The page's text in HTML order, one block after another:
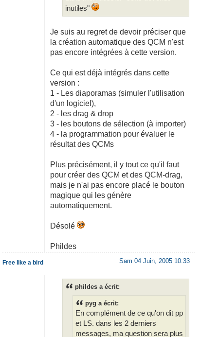
inutiles"
Je suis au regret de devoir préciser que
la création automatique des QCM n'est
pas encore intégrées à cette version.
Ce qui est déjà intégrés dans cette
version :
1 - Les diaporamas (simuler l'utilisation
d'un logiciel),
2 - les drag & drop
3 - les boutons de sélection (à importer)
4 - la programmation pour évaluer le
résultat des QCMs
Plus précisément, il y tout ce qu'il faut
pour créer des QCM et des QCM-drag,
mais je n'ai pas encore placé le bouton
magique qui les génère
automatiquement.
Désolé
Phildes
Sam 04 Juin, 2005 10:33
phildes a écrit:
pyg a écrit:
En complément de ce qu'on dit pp
et LS. dans les 2 derniers
messages, ma question sera plus
Free like a bird